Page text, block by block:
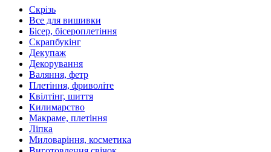
Скрізь
Все для вишивки
Бісер, бісероплетіння
Скрапбукінг
Декупаж
Декорування
Валяння, фетр
Плетіння, фриволіте
Квілтінг, шиття
Килимарство
Макраме, плетіння
Ліпка
Миловаріння, косметика